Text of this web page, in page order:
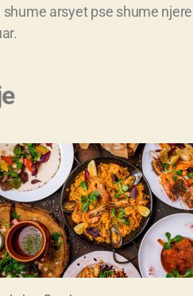
arsyet pse shume